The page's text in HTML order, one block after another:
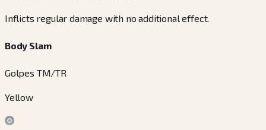
Inflicts regular damage with no additional effect.
Body Slam
Golpes TM/TR
Yellow